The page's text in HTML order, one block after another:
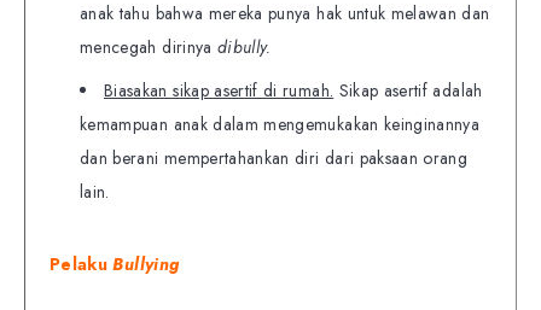
anak tahu bahwa mereka punya hak untuk melawan dan
mencegah dirinya dibully.
Biasakan sikap asertif di rumah. Sikap asertif adalah
kemampuan anak dalam mengemukakan keinginannya
dan berani mempertahankan diri dari paksaan orang
lain.
PelakuBullying